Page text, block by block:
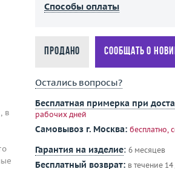
в
Способы оплаты
Продано Сообщать о
Остались вопросы?
Бесплатная примерка при
рабочих дней
Самовывоз г. Москва: бесплатно,
Гарантия на изделие: 6 месяцев
Бесплатный возврат: в течение